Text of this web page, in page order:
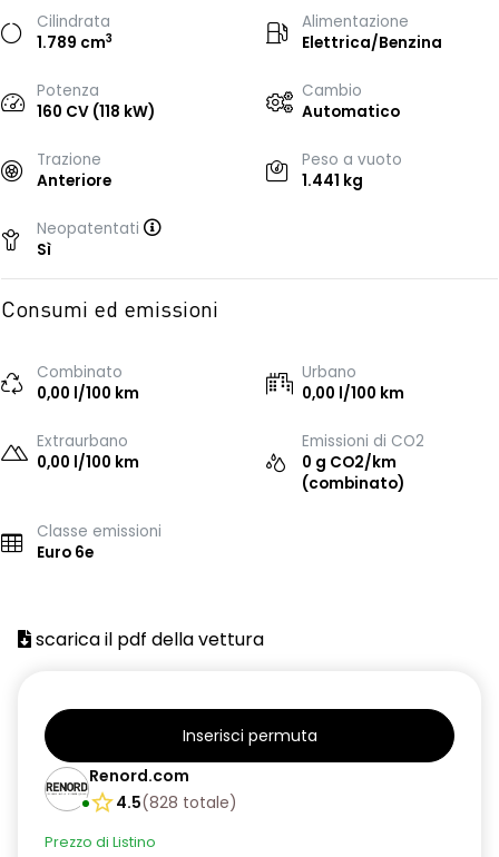
Cilindrata
1.789 cm3
Alimentazione
Elettrica/Benzina
Potenza
160 CV (118 kW)
Cambio
Automatico
Trazione
Anteriore
Peso a vuoto
1.441 kg
Neopatentati
Sì
Consumi ed emissioni
Combinato
0,00 l/100 km
Urbano
0,00 l/100 km
Extraurbano
0,00 l/100 km
Emissioni di CO2
0 g CO2/km
(combinato)
Classe emissioni
Euro 6e
scarica il pdf della vettura
Inserisci permuta
Renord.com
4.5(828 totale)
Prezzo di Listino